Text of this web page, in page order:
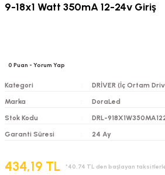
9-18x1 Watt 350mA 12-24v Giriş
0 Puan - Yorum Yap
Kategori
DRİVER (İç Ortam
Marka
DoraLed
Stok Kodu
DRL-
Garanti Süresi
24 Ay
434,19 TL *40,74 TL den başlayan